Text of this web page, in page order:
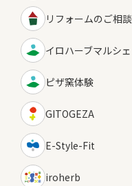
リフォームのご相談
イロハーブマルシェ
ピザ窯体験
GITOGEZA
E-Style-Fit
iroherb